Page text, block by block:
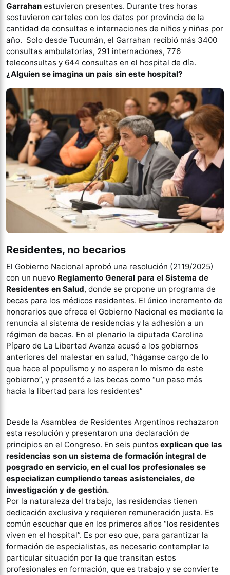
Garrahan estuvieron presentes. Durante tres horas
sostuvieron carteles con los datos por provincia de la
cantidad de consultas e internaciones de niños y niñas por
año. Solo desde Tucumán, el Garrahan recibió más 3400
consultas ambulatorias, 291 internaciones, 776
teleconsultas y 644 consultas en el hospital de día.
¿Alguien se imagina un país sin este hospital?
Residentes, no becarios
El Gobierno Nacional aprobó una resolución (2119/2025)
con un nuevo Reglamento General para el Sistema de
Residentes en Salud, donde se propone un programa de
becas para los médicos residentes. El único incremento de
honorarios que ofrece el Gobierno Nacional es mediante la
renuncia al sistema de residencias y la adhesión a un
régimen de becas. En el plenario la diputada Carolina
Píparo de La Libertad Avanza acusó a los gobiernos
anteriores del malestar en salud, “háganse cargo de lo
que hace el populismo y no esperen lo mismo de este
gobierno”, y presentó a las becas como “un paso más
hacia la libertad para los residentes”
Desde la Asamblea de Residentes Argentinos rechazaron
esta resolución y presentaron una declaración de
principios en el Congreso. En seis puntos explican que las
residencias son un sistema de formación integral de
posgrado en servicio, en el cual los profesionales se
especializan cumpliendo tareas asistenciales, de
investigación y de gestión.
Por la naturaleza del trabajo, las residencias tienen
dedicación exclusiva y requieren remuneración justa. Es
común escuchar que en los primeros años “los residentes
viven en el hospital”. Es por eso que, para garantizar la
formación de especialistas, es necesario contemplar la
particular situación por la que transitan estos
profesionales en formación, que es trabajo y se convierte